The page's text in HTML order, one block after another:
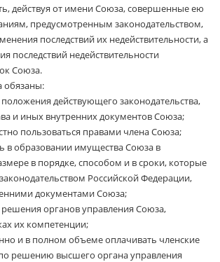
действуя от имени Союза, совершенные ею
предусмотренным законодательством,
последствий их недействительности, а
последствий недействительности
Союза.
обязаны:
действующего законодательства,
и иных внутренних документов Союза;
пользоваться правами члена Союза;
в образовании имущества Союза в
в порядке, способом и в сроки, которые
Российской Федерации,
документами Союза;
органов управления Союза,
их компетенции;
и в полном объеме оплачивать членские
решению высшего органа управления